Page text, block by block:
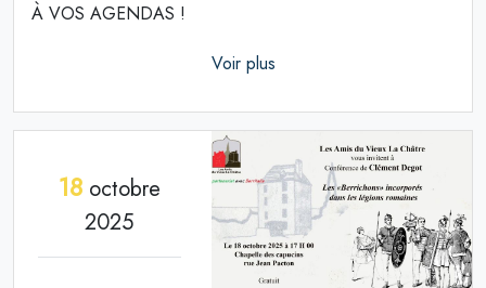
À VOS AGENDAS !
Voir plus
18octobre
2025